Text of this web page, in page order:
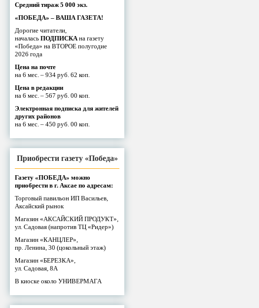
Средний тираж 5 000 экз.
«ПОБЕДА» – ВАША ГАЗЕТА!
Дорогие читатели,
началась ПОДПИСКА на газету
«Победа» на ВТОРОЕ полугодие
2026 года
Цена на почте
на 6 мес. – 934 руб. 62 коп.
Цена в редакции
на 6 мес. – 567 руб. 00 коп.
Электронная подписка для жителей
других районов
на 6 мес. – 450 руб. 00 коп.
Приобрести газету «Победа»
Газету «ПОБЕДА» можно
приобрести в г. Аксае по адресам:
Торговый павильон ИП Васильев,
Аксайский рынок
Магазин «АКСАЙСКИЙ ПРОДУКТ»,
ул. Садовая (напротив ТЦ «Ридер»)
Магазин «КАНЦЛЕР»,
пр. Ленина, 30 (цокольный этаж)
Магазин «БЕРЕЗКА»,
ул. Садовая, 8А
В киоске около УНИВЕРМАГА